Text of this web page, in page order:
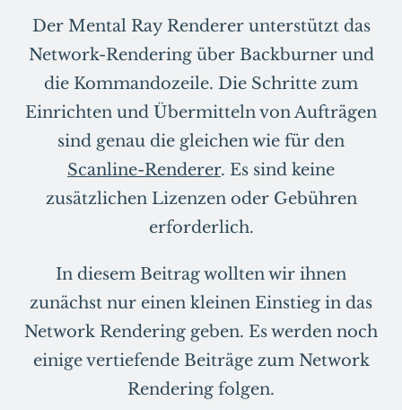
Der Mental Ray Renderer unterstützt das
Network-Rendering über Backburner und
die Kommandozeile. Die Schritte zum
Einrichten und Übermitteln von Aufträgen
sind genau die gleichen wie für den
Scanline-Renderer. Es sind keine
zusätzlichen Lizenzen oder Gebühren
erforderlich.
In diesem Beitrag wollten wir ihnen
zunächst nur einen kleinen Einstieg in das
Network Rendering geben. Es werden noch
einige vertiefende Beiträge zum Network
Rendering folgen.